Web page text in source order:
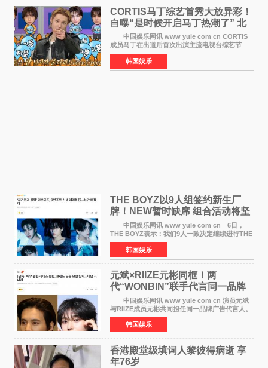
CORTIS马丁综艺首秀大放异彩！
自曝“是时候开启马丁热潮了” 北
美巡演火热进行中
中国娱乐网讯 www yule com cn CORTIS
成员马丁在出道后首次出演主流电视台综艺节
目，展现了多才多艺的魅力。 马丁出演了5日
播出的MBC《Radio Star》Fashion与Passion
之间，I&lsquo;m
韩国娱乐
THE BOYZ以9人组签约新生厂
牌！NEW暂时缺席 组合活动将坚
定不移继续
中国娱乐网讯 www yule com cn 6日，
THE BOYZ表示：我们9人一致决定继续进行THE
BOYZ组合活动，并且已经完成了组合团体活动
签约。目前正在新生厂牌下进行活动准备。尚未
离开THE BOYZ原所
韩国娱乐
元斌×RIIZE元彬同框！两
代“WONBIN”联手代言同一品牌
颜值天花板合体
中国娱乐网讯 www yule com cn 演员元斌
与RIIZE成员元彬共同担任同一品牌广告代言人。
6日据独家报道，继演员元斌之后，RIIZE元彬最
近也被选为某在线中介平台A公司的共同广告代言
人，两人将作
韩国娱乐
香港殿堂级填词人黎彼得病逝 享
年76岁​